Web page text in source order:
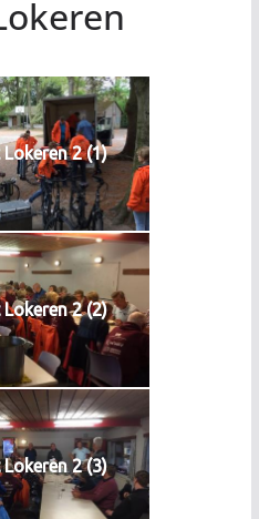
2 (1)
2 (2)
2 (3)